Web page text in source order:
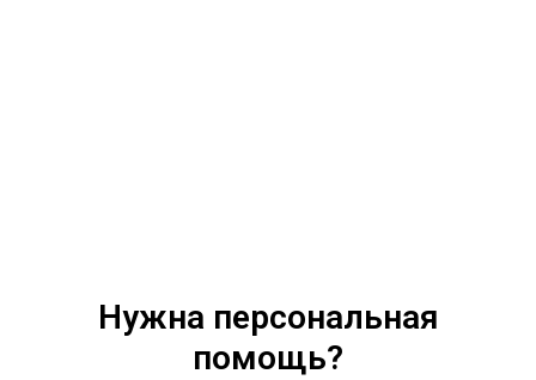
Нужна персональная
помощь?